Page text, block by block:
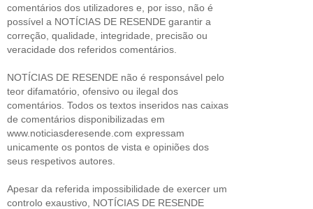
comentários dos utilizadores e, por isso, não é
possível a NOTÍCIAS DE RESENDE garantir a
correção, qualidade, integridade, precisão ou
veracidade dos referidos comentários.
NOTÍCIAS DE RESENDE não é responsável pelo
teor difamatório, ofensivo ou ilegal dos
comentários. Todos os textos inseridos nas caixas
de comentários disponibilizadas em
www.noticiasderesende.com expressam
unicamente os pontos de vista e opiniões dos
seus respetivos autores.
Apesar da referida impossibilidade de exercer um
controlo exaustivo, NOTÍCIAS DE RESENDE